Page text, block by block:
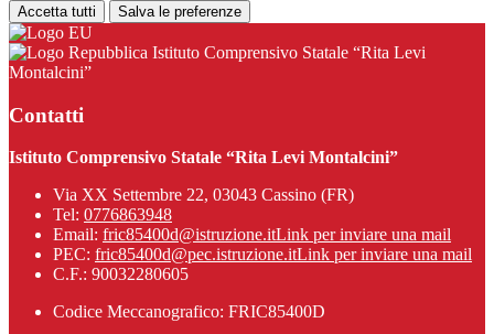
Accetta tutti Salva le preferenze
Istituto Comprensivo Statale “Rita Levi
Montalcini”
Contatti
Istituto Comprensivo Statale “Rita Levi Montalcini”
Via XX Settembre 22, 03043 Cassino (FR)
Tel: 0776863948
Email: fric85400d@istruzione.itLink per inviare una mail
PEC: fric85400d@pec.istruzione.itLink per inviare una mail
C.F.: 90032280605
Codice Meccanografico: FRIC85400D